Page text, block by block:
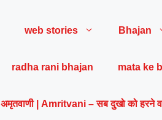
web stories Bhajan
radha rani bhajan mata ke
अमृतवाणी | Amritvani – सब दुखो को हरने